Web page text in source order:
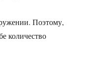
Поэтому,
количество